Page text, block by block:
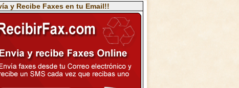
y Recibe Faxes en tu Email!!